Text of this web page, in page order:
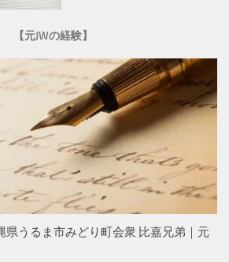
【元JWの経験】
うるま市みどり町会衆 比嘉兄弟｜元